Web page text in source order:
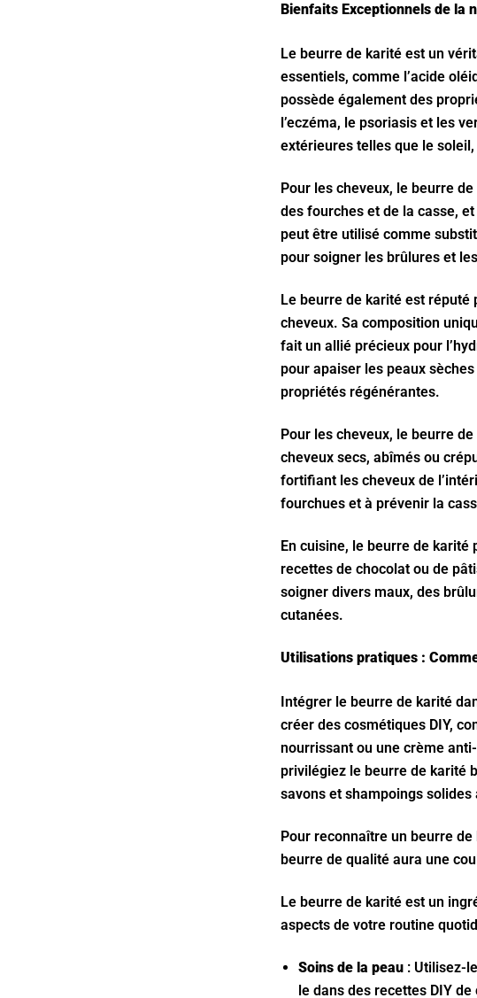
Bienfaits Exceptionnels de la
Le beurre de karité est un
essentiels, comme l’acide
possède également des
l’eczéma, le psoriasis et les
extérieures telles que le
Pour les cheveux, le beurre
des fourches et de la casse,
peut être utilisé comme
pour soigner les brûlures et
Le beurre de karité est
cheveux. Sa composition
fait un allié précieux pour
pour apaiser les peaux
propriétés régénérantes.
Pour les cheveux, le beurre
cheveux secs, abîmés ou
fortifiant les cheveux de
fourchues et à prévenir la
En cuisine, le beurre de
recettes de chocolat ou de
soigner divers maux, des
cutanées.
Utilisations pratiques :
Intégrer le beurre de karité
créer des cosmétiques DIY,
nourrissant ou une crème
privilégiez le beurre de karité
savons et shampoings
Pour reconnaître un beurre
beurre de qualité aura une
Le beurre de karité est un
aspects de votre routine
Soins de la peau : Utilisez-
le dans des recettes DIY